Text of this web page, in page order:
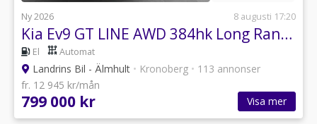
Ny 2026 8 augusti 17:20
Kia Ev9 GT LINE AWD 384hk Long Range 7-sits
El Automat
Landrins Bil - Älmhult • Kronoberg • 113 annonser
fr. 12 945 kr/mån
799 000 kr Visa mer